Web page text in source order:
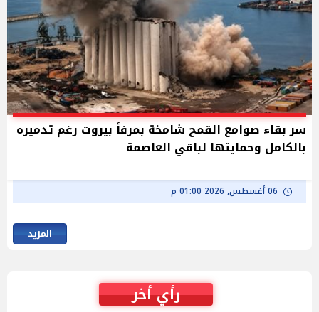
سر بقاء صوامع القمح شامخة بمرفأ بيروت رغم تدميره
بالكامل وحمايتها لباقي العاصمة
06 أغسطس, 2026 01:00 م
المزيد
رأي أخر